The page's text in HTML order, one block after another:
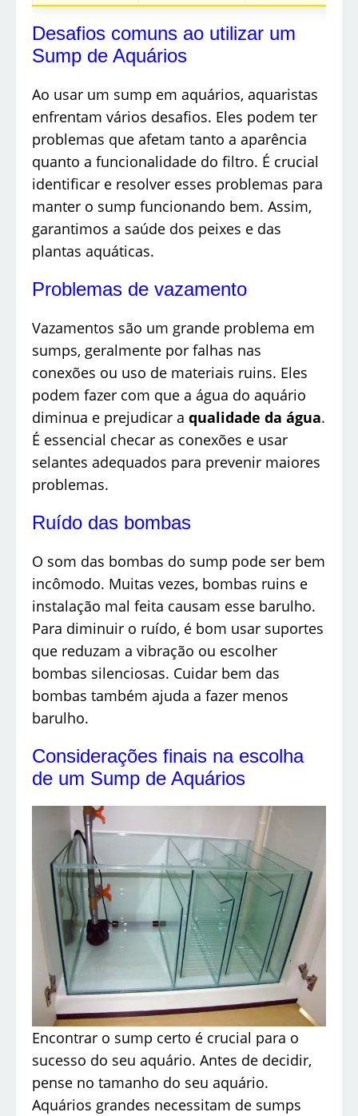
Desafios comuns ao utilizar um
Sump de Aquários
Ao usar um sump em aquários, aquaristas
enfrentam vários desafios. Eles podem ter
problemas que afetam tanto a aparência
quanto a funcionalidade do filtro. É crucial
identificar e resolver esses problemas para
manter o sump funcionando bem. Assim,
garantimos a saúde dos peixes e das
plantas aquáticas.
Problemas de vazamento
Vazamentos são um grande problema em
sumps, geralmente por falhas nas
conexões ou uso de materiais ruins. Eles
podem fazer com que a água do aquário
diminua e prejudicar a qualidade da água.
É essencial checar as conexões e usar
selantes adequados para prevenir maiores
problemas.
Ruído das bombas
O som das bombas do sump pode ser bem
incômodo. Muitas vezes, bombas ruins e
instalação mal feita causam esse barulho.
Para diminuir o ruído, é bom usar suportes
que reduzam a vibração ou escolher
bombas silenciosas. Cuidar bem das
bombas também ajuda a fazer menos
barulho.
Considerações finais na escolha
de um Sump de Aquários
Encontrar o sump certo é crucial para o
sucesso do seu aquário. Antes de decidir,
pense no tamanho do seu aquário.
Aquários grandes necessitam de sumps